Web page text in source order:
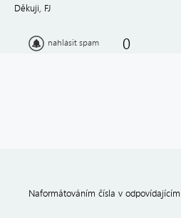
Děkuji, FJ
nahlásit spam 0
Naformátováním čísla v